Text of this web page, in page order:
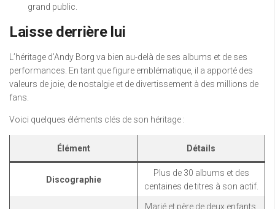
grand public.
Laisse derrière lui
L’héritage d’Andy Borg va bien au-delà de ses albums et de ses
performances. En tant que figure emblématique, il a apporté des
valeurs de joie, de nostalgie et de divertissement à des millions de
fans.
Voici quelques éléments clés de son héritage :
Élément Détails
Discographie
Plus de 30 albums et des
centaines de titres à son actif.
Marié et père de deux enfants,